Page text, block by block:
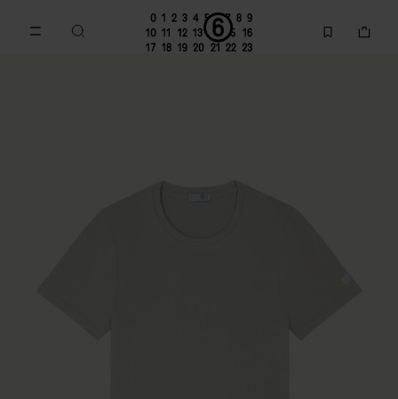
푸터 내비게이션으로 이동